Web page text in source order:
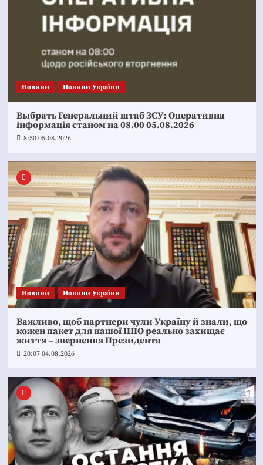
Новини Новини України
Выбрать Генеральний штаб ЗСУ: Оперативна
інформація станом на 08.00 05.08.2026
8:50 05.08.2026
Новини Новини України
Важливо, щоб партнери чули Україну й знали, що
кожен пакет для нашої ППО реально захищає
життя – звернення Президента
20:07 04.08.2026